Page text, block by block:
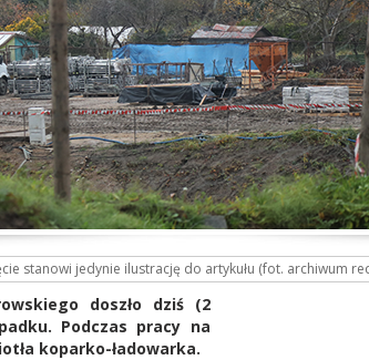
stanowi jedynie ilustrację do artykułu (fot. archiwum
doszło dziś (2
Podczas pracy na
koparko-ładowarka.